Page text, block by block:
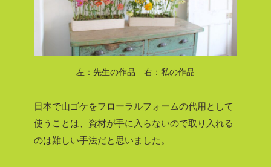
左：先生の作品 右：私の作品
日本で山ゴケをフローラルフォームの代用として
使うことは、資材が手に入らないので取り入れる
のは難しい手法だと思いました。